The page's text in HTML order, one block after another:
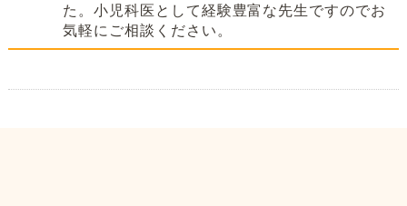
た。小児科医として経験豊富な先生ですのでお
気軽にご相談ください。